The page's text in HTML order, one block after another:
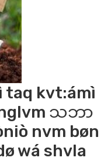
taq kvt:ámì
သဘာ
nvm bøn
wá shvla